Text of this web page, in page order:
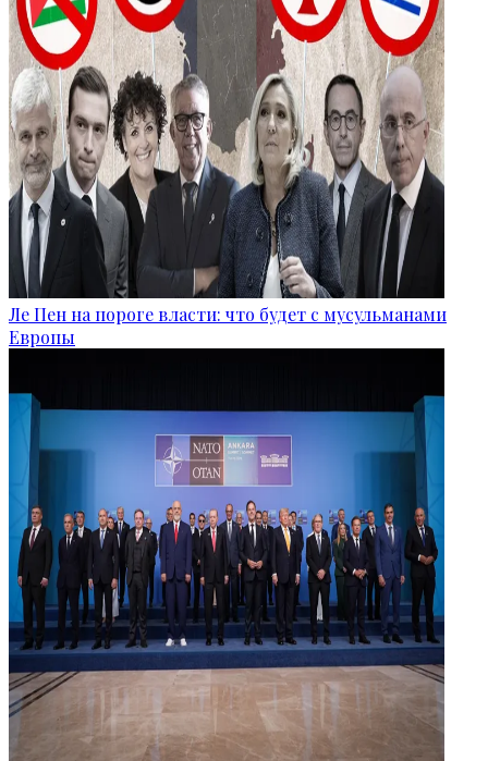
Ле Пен на пороге власти: что будет с мусульманами
Европы